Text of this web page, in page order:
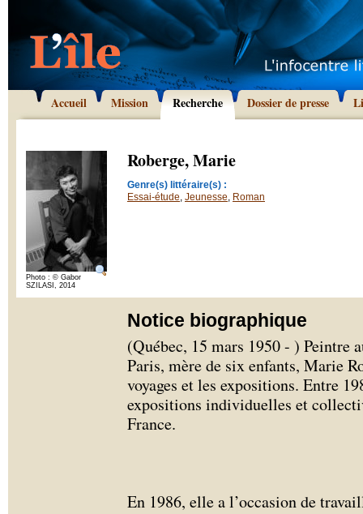
Accueil Mission Recherche Dossier de presse
Photo : © Gabor
SZILASI, 2014
Roberge, Marie
Genre(s) littéraire(s) :
Essai-étude, Jeunesse, Roman
Notice biographique
(Québec, 15 mars 1950 - ) Peintre
Paris, mère de six enfants, Marie
voyages et les expositions. Entre
expositions individuelles et
France.
En 1986, elle a l’occasion de